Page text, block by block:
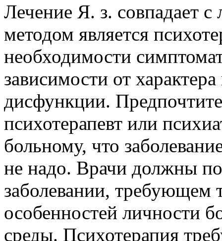
Лечение Я. з. совпадает
методом является
необходимости
зависимости от
дисфункции.
психотерапевт или
больному, что
не надо. Врачи должны
заболевании, требующем
особенностей личности
среды. Психотерапия